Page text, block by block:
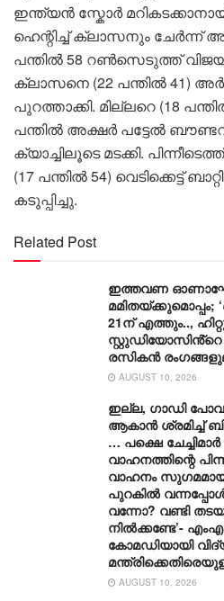
ഇന്ത്യൻ സ്കോർ
ഹെന്റിച്ച് ക്ലാസനും ചേര്‍ന്ന്
പന്തില്‍ 58 റണ്‍സെടുത്ത്
ക്ലാസനെ (22 പന്തില്‍ 41)
പുറത്താക്കി. മില്ലറെ (18
പന്തില്‍ അക്ഷര്‍ പട്ടേല്‍
ക്യാച്ചിലൂടെ മടക്കി.
(17 പന്തില്‍ 54) വെടിക്കെട്ട്
കടുപ്പിച്ചു.
Related Post
ഇത്തവണ
21ന് എത്തും..,
രസികൻ
AUGUST 10, 2026
ഇല്ല, ​ഗാഡി
ആകാൻ ശ്രമിച്ച്
… പക്ഷെ
വാഹനത്തിന്റെ
വാഹനം
പുറകിൽ
വന്നോ? വണ്ടി
നിൽക്കണ്ടേ’-
കോമഡിയായി
AUGUST 10, 2026